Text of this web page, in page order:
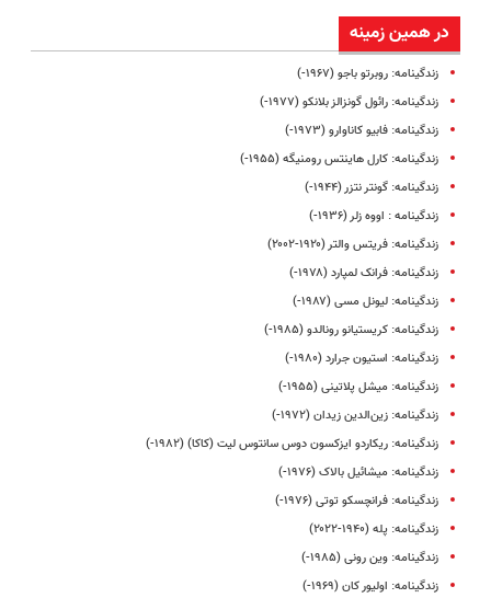
در همین زمینه
زندگینامه: روبرتو باجو (۱۹۶۷-)
زندگینامه: رائول گونزالز بلانکو (۱۹۷۷-)
زندگینامه: فابیو کاناوارو (۱۹۷۳-)
زندگینامه: کارل هاینتس رومنیگه (۱۹۵۵-)
زندگینامه: گونتر نتزر (۱۹۴۴-)
زندگینامه : اووه زلر (۱۹۳۶-)
زندگینامه: فریتس والتر (۱۹۲۰-۲۰۰۲)
زندگینامه: فرانک لمپارد (۱۹۷۸-)
زندگینامه: لیونل مسی (۱۹۸۷-)
زندگینامه: کریستیانو رونالدو (۱۹۸۵-)
زندگینامه: استیون جرارد (۱۹۸۰-)
زندگینامه: میشل پلاتینی (۱۹۵۵-)
زندگینامه: زین‌الدین زیدان (۱۹۷۲-)
زندگینامه: ریکاردو ایزکسون دوس سانتوس لیت (کاکا) (۱۹۸۲-)
زندگینامه: میشائیل بالاک (۱۹۷۶-)
زندگینامه: فرانچسکو توتی (۱۹۷۶-)
زندگینامه: پله (۱۹۴۰-۲۰۲۲)
زندگینامه: وین رونی (۱۹۸۵-)
زندگینامه: اولیور کان (۱۹۶۹-)